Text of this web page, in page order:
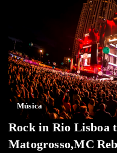
Música
Rock in Rio Lisboa
Matogrosso,MC